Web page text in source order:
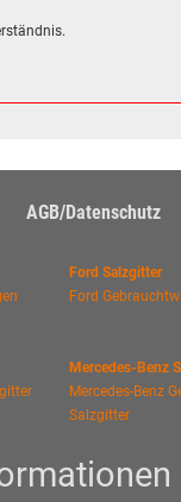
AGB/Datenschutz
Ford Salzgitter
Ford
Mercedes-Benz
Mercedes-Benz
Salzgitter